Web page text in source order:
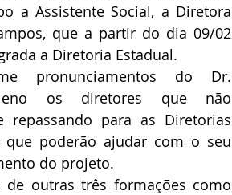
a Assistente Social, a Diretora
que a partir do dia 09/02
a Diretoria Estadual.
pronunciamentos do Dr.
os diretores que não
para as Diretorias
poderão ajudar com o seu
do projeto.
outras três formações como